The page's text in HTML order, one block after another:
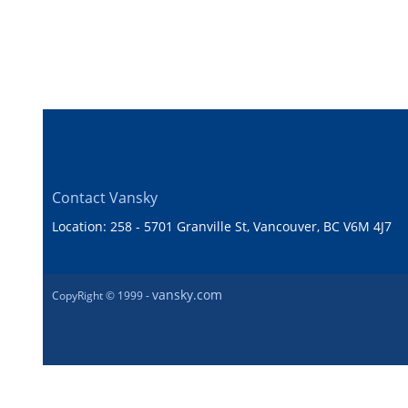
Contact Vansky
Location: 258 - 5701 Granville St, Vancouver, BC V6M 4J7
CopyRight © 1999 -vansky.com